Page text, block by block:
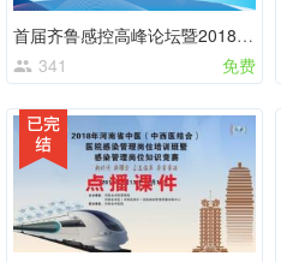
首届齐鲁感控高峰论坛暨2018年医院感染管理年会-回播
341
免费